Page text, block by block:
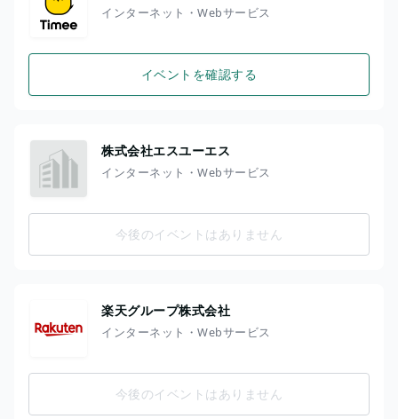
インターネット・Webサービス
イベントを確認する
株式会社エスユーエス
インターネット・Webサービス
今後のイベントはありません
楽天グループ株式会社
インターネット・Webサービス
今後のイベントはありません